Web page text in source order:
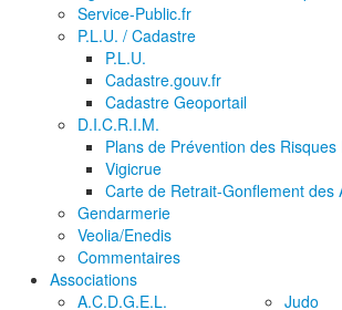
Service-Public.fr
P.L.U. / Cadastre
P.L.U.
Cadastre.gouv.fr
Cadastre Geoportail
D.I.C.R.I.M.
Plans de Prévention des
Vigicrue
Carte de Retrait-Gonflement des
Gendarmerie
Veolia/Enedis
Commentaires
Associations
A.C.D.G.E.L.
Judo